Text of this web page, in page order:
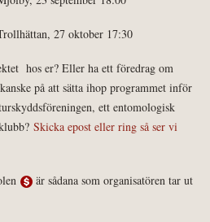
27 oktober 17:30
hos er? Eller ha ett föredrag om
på att sätta ihop programmet inför
ett entomologisk
Skicka epost eller ring så ser vi
är sådana som organisatören tar ut